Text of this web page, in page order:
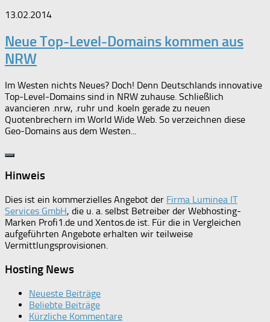
13.02.2014
Neue Top-Level-Domains kommen aus
NRW
Im Westen nichts Neues? Doch! Denn Deutschlands innovative
Top-Level-Domains sind in NRW zuhause. Schließlich
avancieren .nrw, .ruhr und .koeln gerade zu neuen
Quotenbrechern im World Wide Web. So verzeichnen diese
Geo-Domains aus dem Westen...
Hinweis
Dies ist ein kommerzielles Angebot der Firma Luminea IT
Services GmbH, die u. a. selbst Betreiber der Webhosting-
Marken Profi1.de und Xentos.de ist. Für die in Vergleichen
aufgeführten Angebote erhalten wir teilweise
Vermittlungsprovisionen.
Hosting News
Neueste Beiträge
Beliebte Beiträge
Kürzliche Kommentare